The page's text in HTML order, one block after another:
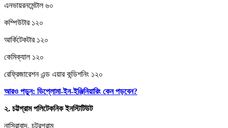
এনভায়রনমেন্টাল ৬০
কম্পিউটার ১২০
আর্কিটেকটার ১২০
কেমিক্যাল ১২০
রেফ্রিজারেশন এন্ড এয়ার কন্ডিশনিং ১২০
আরও পড়ুন: ডিপ্লোমা-ইন-ইঞ্জিনিয়ারিং কেন পড়বেন?
২. চট্টগ্রামপলিটেকনিকইনস্টিটিউট
নাসিরাবাদ, চট্রগ্রাম